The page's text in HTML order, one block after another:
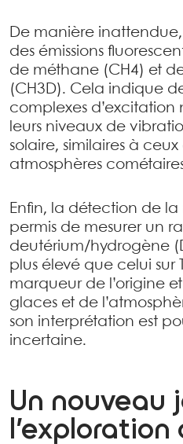
De manière
des émissions
de méthane (CH4) et
(CH3D). Cela indique
complexes d’excitation
leurs niveaux de
solaire, similaires à ceux
atmosphères
Enfin, la détection de
permis de mesurer un
deutérium/hydrogène
plus élevé que celui sur
marqueur de l’origine
glaces et de
son interprétation est
incertaine.
Un nouveau
l’exploration